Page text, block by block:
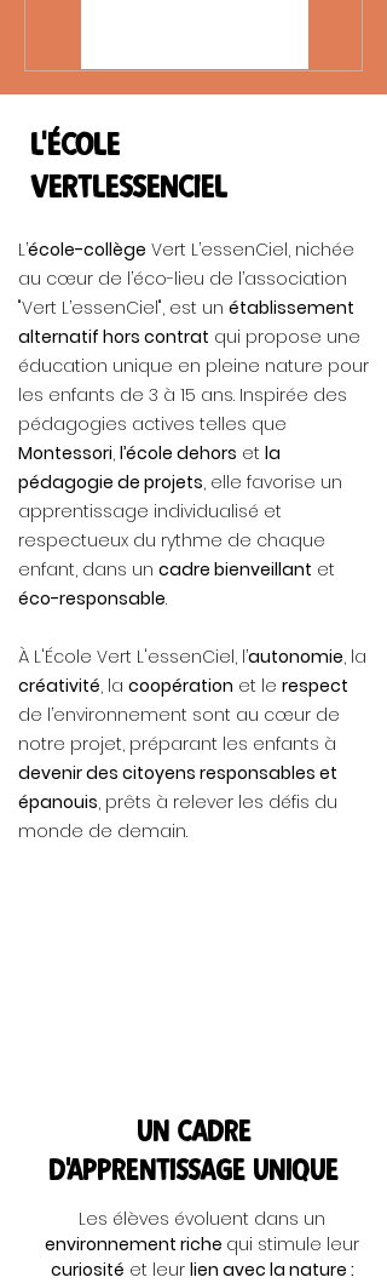
l'école
vertlessenCiel
L’école-collège Vert L’essenCiel, nichée
au cœur de l’éco-lieu de l’association
"Vert L’essenCiel", est un établissement
alternatif hors contrat qui propose une
éducation unique en pleine nature pour
les enfants de 3 à 15 ans. Inspirée des
pédagogies actives telles que
Montessori, l’école dehors et la
pédagogie de projets, elle favorise un
apprentissage individualisé et
respectueux du rythme de chaque
enfant, dans un cadre bienveillant et
éco-responsable.
À L'École Vert L'essenCiel, l’autonomie, la
créativité, la coopération et le respect
de l’environnement sont au cœur de
notre projet, préparant les enfants à
devenir des citoyens responsables et
épanouis, prêts à relever les défis du
monde de demain.
Un cadre
d'apprentissage unique
Les élèves évoluent dans un
environnement riche qui stimule leur
curiosité et leur lien avec la nature :